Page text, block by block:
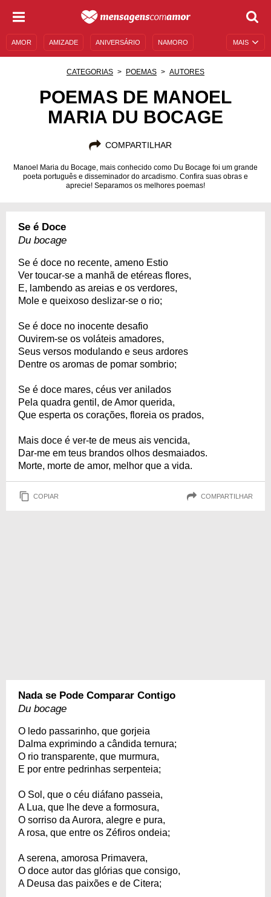
MAIS
AMOR AMIZADE ANIVERSÁRIO NAMORO
MENSAGENS E FRASES MENSAGENS DE ANIVERSÁRIO
CATEGORIAS POEMAS AUTORES
POEMAS DE MANOEL
MARIA DU BOCAGE
COMPARTILHAR
Manoel Maria du Bocage, mais conhecido como Du Bocage foi um grande
poeta português e disseminador do arcadismo. Confira suas obras e
aprecie! Separamos os melhores poemas!
Se é Doce
Du bocage
Se é doce no recente, ameno Estio
Ver toucar-se a manhã de etéreas flores,
E, lambendo as areias e os verdores,
Mole e queixoso deslizar-se o rio;
Se é doce no inocente desafio
Ouvirem-se os voláteis amadores,
Seus versos modulando e seus ardores
Dentre os aromas de pomar sombrio;
Se é doce mares, céus ver anilados
Pela quadra gentil, de Amor querida,
Que esperta os corações, floreia os prados,
Mais doce é ver-te de meus ais vencida,
Dar-me em teus brandos olhos desmaiados.
Morte, morte de amor, melhor que a vida.
COPIAR COMPARTILHAR
Nada se Pode Comparar Contigo
Du bocage
O ledo passarinho, que gorjeia
Dalma exprimindo a cândida ternura;
O rio transparente, que murmura,
E por entre pedrinhas serpenteia;
O Sol, que o céu diáfano passeia,
A Lua, que lhe deve a formosura,
O sorriso da Aurora, alegre e pura,
A rosa, que entre os Zéfiros ondeia;
A serena, amorosa Primavera,
O doce autor das glórias que consigo,
A Deusa das paixões e de Citera;